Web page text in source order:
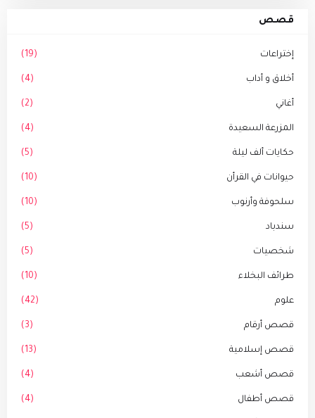
قصص
إختراعات (19)
أخلاق و أداب (4)
أغاني (2)
المزرعة السعيدة (4)
حكايات ألف ليلة (5)
حيوانات في القرأن (10)
سلحوفة وأرنوب (10)
سندباد (5)
شخصيات (5)
طرائف البخلاء (10)
علوم (42)
قصص أرقام (3)
قصص إسلامية (13)
قصص أشعب (4)
قصص أطفال (4)